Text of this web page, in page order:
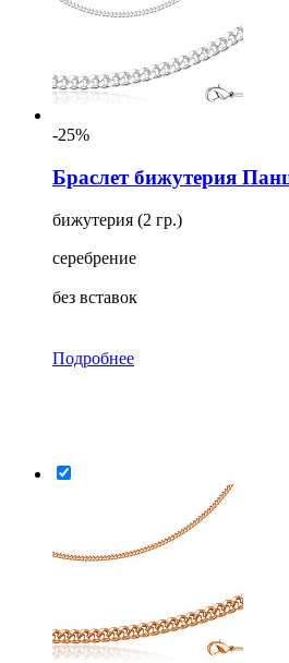
-25%
Браслет бижутерия
бижутерия (2 гр.)
серебрение
без вставок
Подробнее